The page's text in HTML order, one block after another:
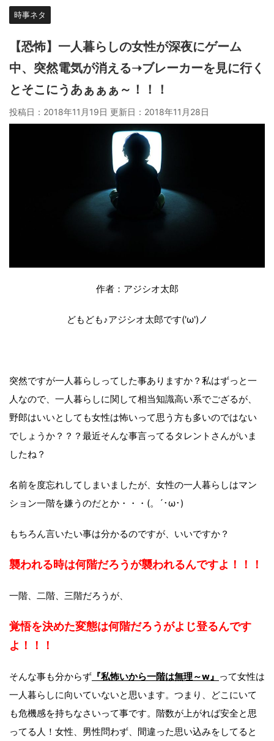
時事ネタ
【恐怖】一人暮らしの女性が深夜にゲーム
中、突然電気が消える➝ブレーカーを見に行く
とそこにうあぁぁぁ～！！！
投稿日：2018年11月19日 更新日： 2018年11月28日
作者：アジシオ太郎
どもども♪アジシオ太郎です('ω')ノ
突然ですが一人暮らしってした事ありますか？私はずっと一
人なので、一人暮らしに関して相当知識高い系でござるが、
野郎はいいとしても女性は怖いって思う方も多いのではない
でしょうか？？？最近そんな事言ってるタレントさんがいま
したね？
名前を度忘れしてしまいましたが、女性の一人暮らしはマン
ション一階を嫌うのだとか・・・(。´･ω･)
もちろん言いたい事は分かるのですが、いいですか？
襲われる時は何階だろうが襲われるんですよ！！！
一階、二階、三階だろうが、
覚悟を決めた変態は何階だろうがよじ登るんです
よ！！！
そんな事も分からず 『私怖いから一階は無理～w』 って女性は
一人暮らしに向いていないと思います。つまり、どこにいて
も危機感を持ちなさいって事です。階数が上がれば安全と思
ってる人！女性、男性問わず、間違った思い込みをしてると